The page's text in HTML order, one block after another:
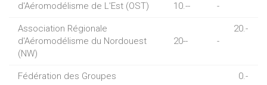
d'Aéromodélisme de L'Est (OST)
10.--
-
Association Régionale
d'Aéromodélisme du Nordouest
(NW)
20--
20.-
-
Fédération des Groupes
0.-